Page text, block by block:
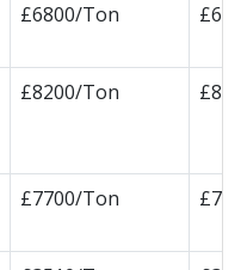
£6800/Ton
£8200/Ton
£7700/Ton